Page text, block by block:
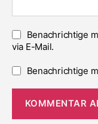
Benachrichtige
via E-Mail.
Benachrichtige